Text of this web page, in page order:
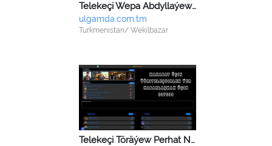
Telekeçi Wepa Abdyllaýew Orazberdiýewiç
ulgamda.com.tm
Turkmenistan/ Wekilbazar
Telekeçi Töräýew Perhat Nurmuhammedowiç